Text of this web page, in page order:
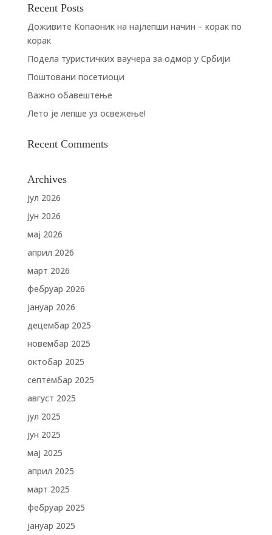
Recent Posts
Доживите Копаоник на најлепши начин – корак по
корак
Подела туристичких ваучера за одмор у Србији
Поштовани посетиоци
Важно обавештење
Лето је лепше уз освежење!
Recent Comments
Archives
јул 2026
јун 2026
мај 2026
април 2026
март 2026
фебруар 2026
јануар 2026
децембар 2025
новембар 2025
октобар 2025
септембар 2025
август 2025
јул 2025
јун 2025
мај 2025
април 2025
март 2025
фебруар 2025
јануар 2025